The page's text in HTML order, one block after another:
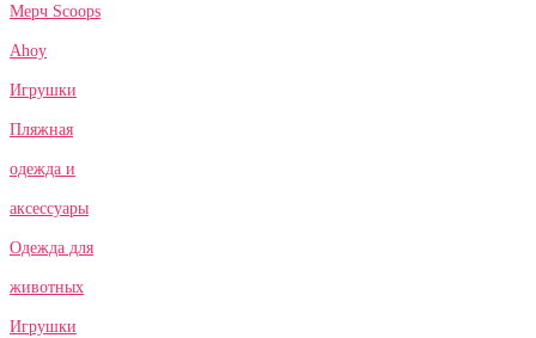
Мерч Scoops
Ahoy
Игрушки
Пляжная
одежда и
аксессуары
Одежда для
животных
Игрушки